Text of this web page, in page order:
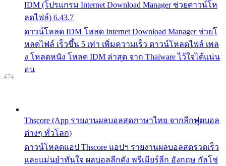
IDM (โปรแกรม Internet Download Manager ช่วยดาวน์โห
ลดไฟล์) 6.43.7
ดาวน์โหลด IDM โหลด Internet Download Manager ช่วยโ
หลดไฟล์ เร็วขึ้น 5 เท่า เพิ่มความเร็ว ดาวน์โหลดไฟล์ เพล
ง โหลดหนัง โหลด IDM ล่าสุด จาก Thaiware ไว้ใจได้แน่น
อน
Thscore (App รายงานผลบอลสดภาษาไทย จากลีกฟุตบอล
ต่างๆ ทั่วโลก)
ดาวน์โหลดแอป Thscore แอปฯ รายงานผลบอลสดรวดเร็ว
และแม่นยำทันใจ ผลบอลลีกดัง พรีเมียร์ลีก อังกฤษ กัลโช่
474